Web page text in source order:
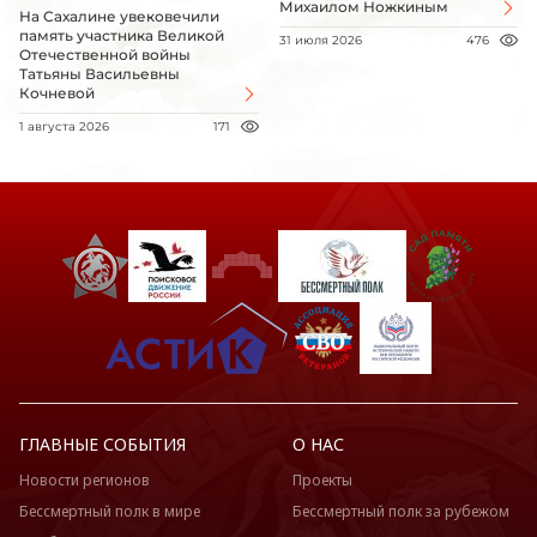
На Сахалине увековечили
память участника Великой
Отечественной войны
Татьяны Васильевны
Кочневой
1 августа 2026 171
Михаилом Ножкиным
31 июля 2026 476
ГЛАВНЫЕ СОБЫТИЯ
Новости регионов
Бессмертный полк в мире
О НАС
Проекты
Бессмертный полк за рубежом